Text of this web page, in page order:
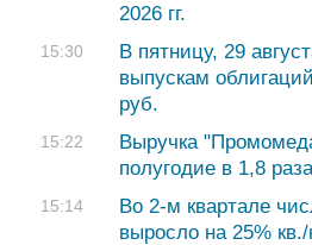
2026 гг.
15:30
В пятницу, 29
выпускам
руб.
15:22
Выручка
полугодие в 1,8 раза
15:14
Во 2-м квартале
выросло на 25% кв./